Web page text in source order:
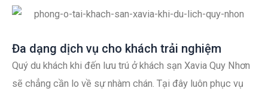
Đa dạng dịch vụ cho khách trải nghiệm
Quý du khách khi đến lưu trú ở khách sạn Xavia Quy Nhơn
sẽ chẳng cần lo về sự nhàm chán. Tại đây luôn phục vụ